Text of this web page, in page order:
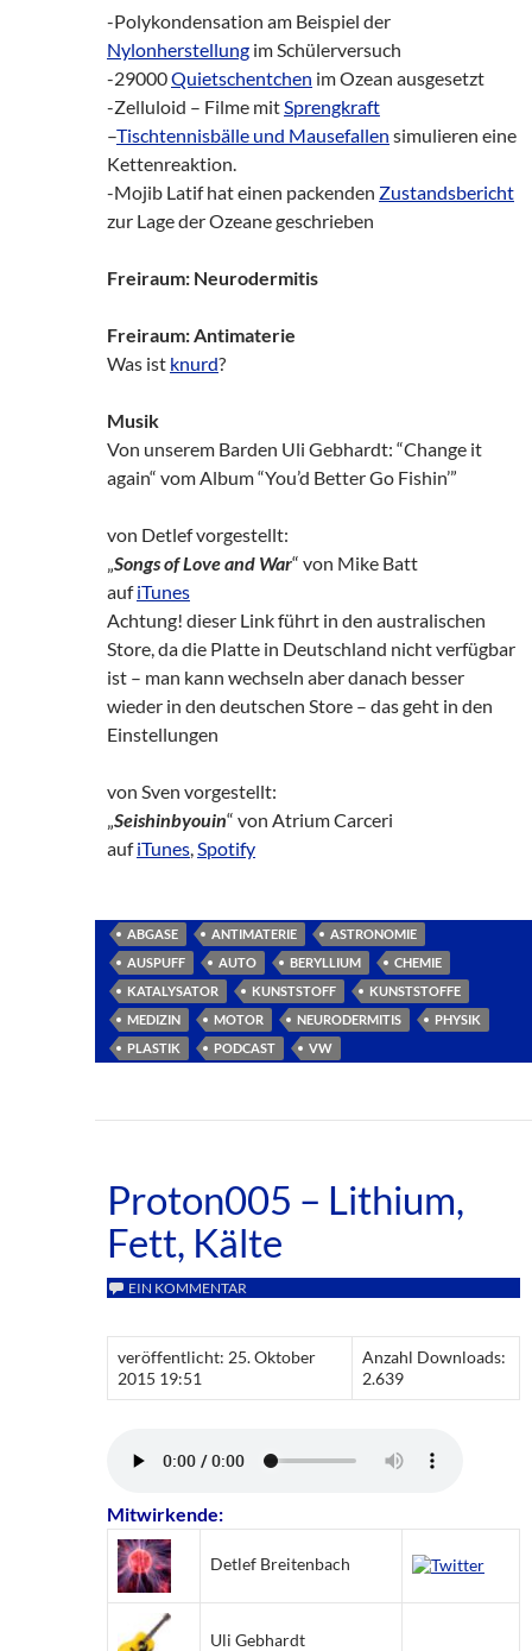
-Polykondensation am Beispiel der
Nylonherstellung im Schülerversuch
-29000Quietschentchen im Ozean ausgesetzt
-Zelluloid – Filme mitSprengkraft
–Tischtennisbälle und Mausefallen simulieren eine
Kettenreaktion.
-Mojib Latif hat einen packenden Zustandsbericht
zur Lage der Ozeane geschrieben
Freiraum: Neurodermitis
Freiraum: Antimaterie
Was ist knurd?
Musik
Von unserem Barden Uli Gebhardt: “Change it
again“ vom Album “You’d Better Go Fishin’”
von Detlef vorgestellt:
„Songs of Love and War“ von Mike Batt
aufiTunes
Achtung! dieser Link führt in den australischen
Store, da die Platte in Deutschland nicht verfügbar
ist – man kann wechseln aber danach besser
wieder in den deutschen Store – das geht in den
Einstellungen
von Sven vorgestellt:
„Seishinbyouin“ von Atrium Carceri
aufiTunes,Spotify
ABGASE ANTIMATERIE
ASTRONOMIE
AUSPUFF
AUTO BERYLLIUM
CHEMIE
KATALYSATOR
KUNSTSTOFF
KUNSTSTOFFE
MEDIZIN
MOTOR NEURODERMITIS
PHYSIK
PLASTIK
PODCAST VW
Proton005 – Lithium,
Fett, Kälte
EIN KOMMENTAR
veröffentlicht: 25. Oktober
2015 19:51
Anzahl Downloads:
2.639
Mitwirkende:
Detlef Breitenbach
Uli Gebhardt